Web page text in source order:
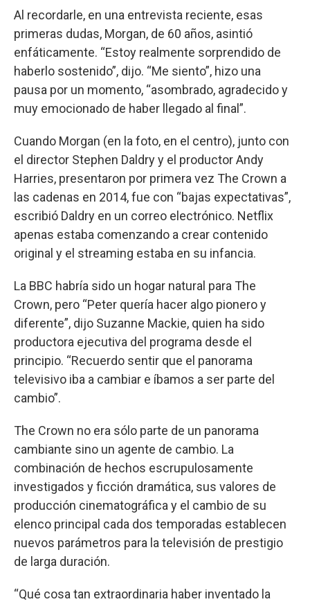
Al recordarle, en una entrevista reciente, esas
primeras dudas, Morgan, de 60 años, asintió
enfáticamente. “Estoy realmente sorprendido de
haberlo sostenido”, dijo. “Me siento”, hizo una
pausa por un momento, “asombrado, agradecido y
muy emocionado de haber llegado al final”.
Cuando Morgan (en la foto, en el centro), junto con
el director Stephen Daldry y el productor Andy
Harries, presentaron por primera vez The Crown a
las cadenas en 2014, fue con “bajas expectativas”,
escribió Daldry en un correo electrónico. Netflix
apenas estaba comenzando a crear contenido
original y el streaming estaba en su infancia.
La BBC habría sido un hogar natural para The
Crown, pero “Peter quería hacer algo pionero y
diferente”, dijo Suzanne Mackie, quien ha sido
productora ejecutiva del programa desde el
principio. “Recuerdo sentir que el panorama
televisivo iba a cambiar e íbamos a ser parte del
cambio”.
The Crown no era sólo parte de un panorama
cambiante sino un agente de cambio. La
combinación de hechos escrupulosamente
investigados y ficción dramática, sus valores de
producción cinematográfica y el cambio de su
elenco principal cada dos temporadas establecen
nuevos parámetros para la televisión de prestigio
de larga duración.
“Qué cosa tan extraordinaria haber inventado la